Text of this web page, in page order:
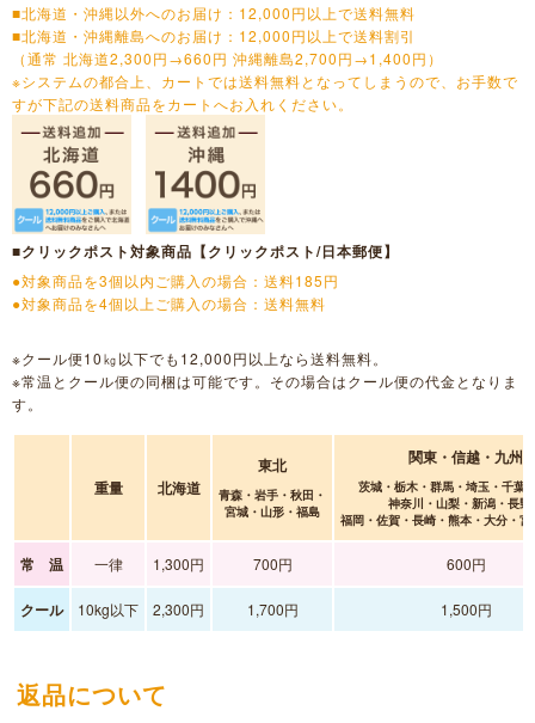
■北海道・沖縄以外へのお届け：12,000円以上で送料無料
■北海道・沖縄離島へのお届け：12,000円以上で送料割引
（通常 北海道2,300円→660円 沖縄離島2,700円→1,400円）
※システムの都合上、カートでは送料無料となってしまうので、お手数で
すが下記の送料商品をカートへお入れください。
■クリックポスト対象商品【クリックポスト/日本郵便】
●対象商品を3個以内ご購入の場合：送料185円
●対象商品を4個以上ご購入の場合：送料無料
※クール便10㎏以下でも12,000円以上なら送料無料。
※常温とクール便の同梱は可能です。その場合はクール便の代金となりま
す。
重量 北海道
東北
青森・岩手・秋田・
宮城・山形・福島
関東・信越・九州
茨城・栃木・群馬・埼玉・千葉
神奈川・山梨・新潟・長野
福岡・佐賀・長崎・熊本・大分・
常 温 一律 1,300円 700円 600円
クール 10kg以下 2,300円 1,700円 1,500円
返品について